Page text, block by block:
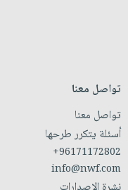
تواصل معنا
تواصل معنا
أسئلة يتكرر طرحها
+96171172802
info@nwf.com